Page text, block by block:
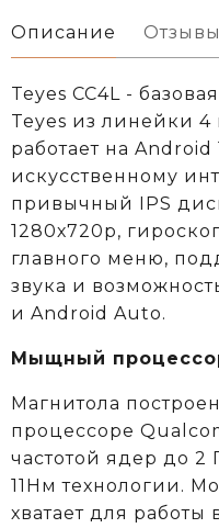
Описание Отзывы
Teyes CC4L -
Teyes из линейки 4
работает на
искусственному
привычный IPS
1280х720р,
главного меню,
звука и
и Android Auto.
Мыщный
Магнитола
процессоре
частотой ядер до 2
11Нм технологии.
хватает для